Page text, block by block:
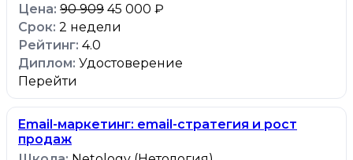
90 909 45 000 ₽
2 недели
4.0
Удостоверение
Перейти
Email-маркетинг: email-стратегия и рост
продаж